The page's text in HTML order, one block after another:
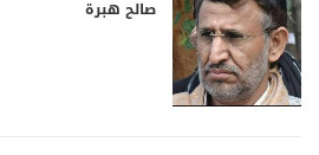
صالح هبرة